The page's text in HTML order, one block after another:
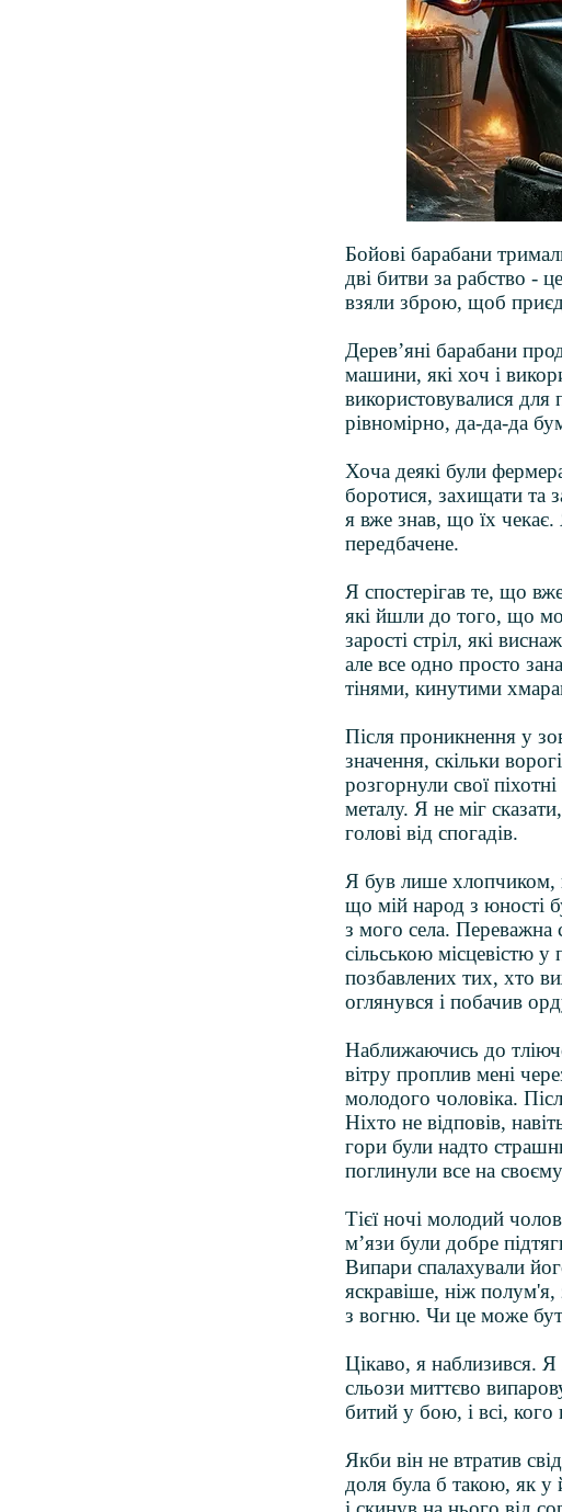
Бойові барабани
дві битви за рабство -
взяли зброю, щоб
Дерев’яні барабани
машини, які хоч і
використовувалися
рівномірно, да-да-да
Хоча деякі були
боротися, захищати та
я вже знав, що їх
передбачене.
Я спостерігав те, що
які йшли до того, що
зарості стріл, які
але все одно просто
тінями, кинутими
Після проникнення у
значення, скільки
розгорнули свої
металу. Я не міг
голові від спогадів.
Я був лише хлопчиком,
що мій народ з юності
з мого села.
сільською місцевістю
позбавлених тих, хто
оглянувся і побачив
Наближаючись до
вітру проплив мені
молодого чоловіка.
Ніхто не відповів,
гори були надто
поглинули все на
Тієї ночі молодий
м’язи були добре
Випари спалахували
яскравіше, ніж
з вогню. Чи це може
Цікаво, я наблизився.
сльози миттєво
битий у бою, і всі, кого
Якби він не втратив
доля була б такою, як у